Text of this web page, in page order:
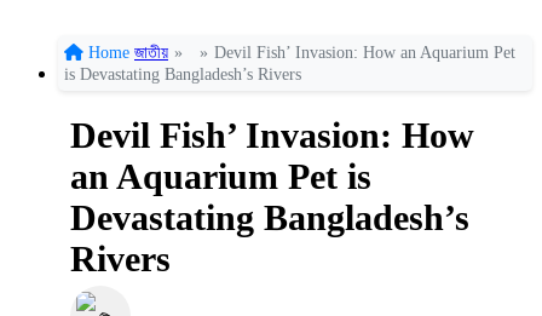
Home জাতীয় » » Devil Fish’ Invasion: How an Aquarium Pet
is Devastating Bangladesh’s Rivers
Devil Fish’ Invasion: How
an Aquarium Pet is
Devastating Bangladesh’s
Rivers